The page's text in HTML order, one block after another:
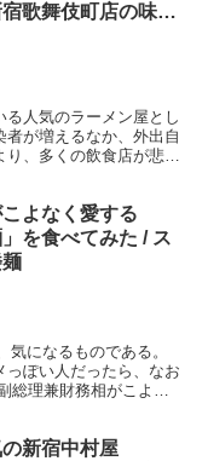
歌舞伎町店の味
人気のラーメン屋とし
が増えるなか、外出自
、多くの飲食店が悲鳴
よなく愛する
」を食べてみた / ス
になるものである。
っぽい人だったら、なお
総理兼財務相がこよな
新宿中村屋